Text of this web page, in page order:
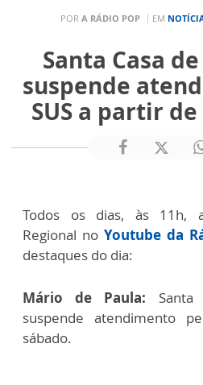
POR A RÁDIO POP EM
Santa Casa
suspende
SUS a partir
Todos os dias, às 11h,
Regional no Youtube da
destaques do dia:
Mário de Paula: Santa
suspende atendimento
sábado.